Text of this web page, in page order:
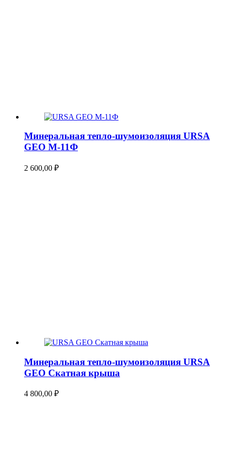
Минеральная тепло-шумоизоляция URSA
GEO М-11Ф
2 600,00 ₽
Минеральная тепло-шумоизоляция URSA
GEO Скатная крыша
4 800,00 ₽